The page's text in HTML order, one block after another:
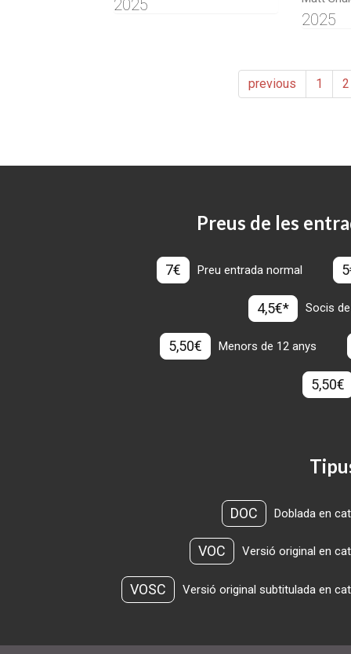
2025
2025
previous 1 2
Preus de les
7€ Preu entrada normal
4,5€* Socis
5,50€ Menors de 12 anys
5,50€
DOC Doblada en
VOC Versió original en
VOSC Versió original subtitulada en